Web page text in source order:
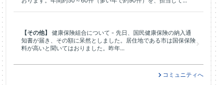
【その他】
健康保険組合について - 先日、国民健康保険の納入通
知書が届き、その額に呆然としました。居住地である市は国保保険
料が高いと聞いてはおりました。昨年...
コミュニティへ